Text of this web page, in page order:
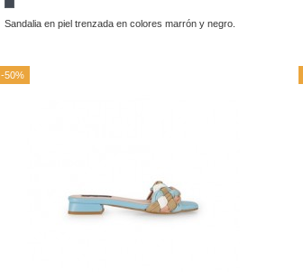
Negro
Sandalia en piel trenzada en colores marrón y negro.
-50%